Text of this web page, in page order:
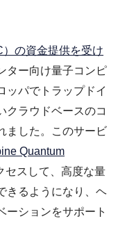
の資金提供を受け
ター向け量子コンピ
ッパでトラップドイ
クラウドベースのコ
ました。このサービ
Quantum
セスして、高度な量
きるようになり、ヘ
ーションをサポート